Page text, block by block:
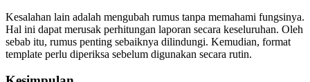
Kesalahan lain adalah mengubah rumus tanpa memahami fungsinya.
Hal ini dapat merusak perhitungan laporan secara keseluruhan. Oleh
sebab itu, rumus penting sebaiknya dilindungi. Kemudian, format
template perlu diperiksa sebelum digunakan secara rutin.